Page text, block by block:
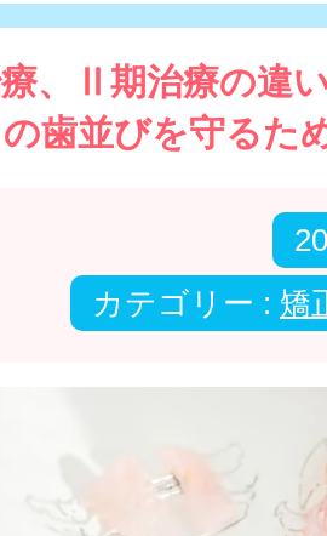
、Ⅱ期治療の違
歯並びを守るた
カテゴリー : 矯